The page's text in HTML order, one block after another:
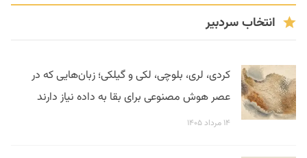
انتخاب سردبیر
کردی، لری، بلوچی، لکی و گیلکی؛ زبان‌هایی که در
عصر هوش مصنوعی برای بقا به داده نیاز دارند
۱۴ مرداد ۱۴۰۵